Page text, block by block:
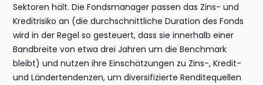
Sektoren hält. Die Fondsmanager passen das Zins- und
Kreditrisiko an (die durchschnittliche Duration des Fonds
wird in der Regel so gesteuert, dass sie innerhalb einer
Bandbreite von etwa drei Jahren um die Benchmark
bleibt) und nutzen ihre Einschätzungen zu Zins-, Kredit-
und Ländertendenzen, um diversifizierte Renditequellen